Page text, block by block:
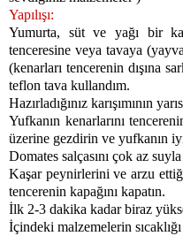
Yapılışı:
Yumurta, süt ve yağı bir
tenceresine veya tavaya
(kenarları tencerenin dışına
teflon tava kullandım.
Hazırladığınız karışımının
Yufkanın kenarlarını
üzerine gezdirin ve yufkanın
Domates salçasını çok az
Kaşar peynirlerini ve arzu
tencerenin kapağını kapatın.
İlk 2-3 dakika kadar biraz
İçindeki malzemelerin